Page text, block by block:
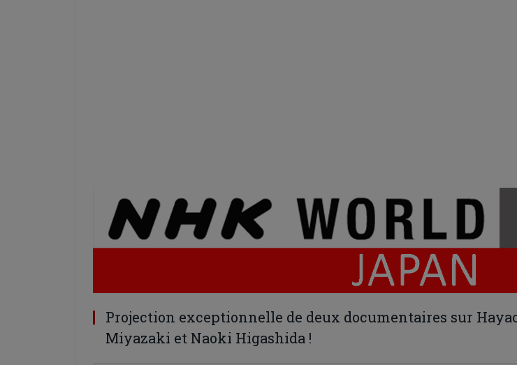
Projection exceptionnelle de deux documentaires sur
Miyazaki et Naoki Higashida !